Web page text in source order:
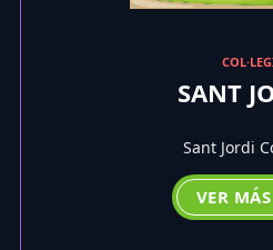
SANT
Sant Jordi
VER MÁS